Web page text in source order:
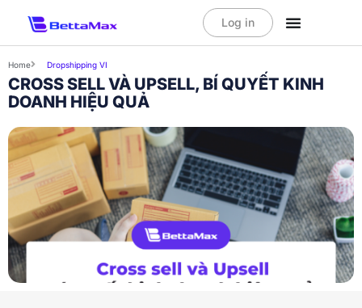
Log in
Home Dropshipping VI
CROSS SELL VÀ UPSELL, BÍ QUYẾT KINH
DOANH HIỆU QUẢ